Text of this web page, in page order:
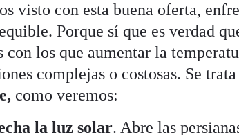
visto con esta buena oferta,
Porque sí que es verdad
con los que aumentar la
complejas o costosas. Se
como veremos:
la luz solar. Abre las